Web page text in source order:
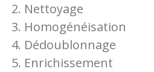
Nettoyage
Homogénéisation
Dédoublonnage
Enrichissement